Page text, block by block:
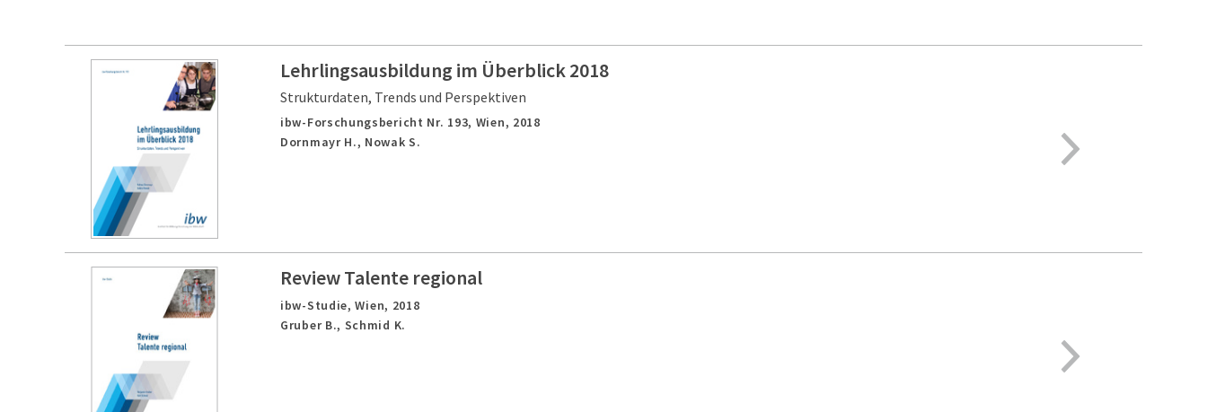
Lehrlingsausbildung im Überblick 2018
Strukturdaten, Trends und Perspektiven
ibw-Forschungsbericht Nr. 193, Wien, 2018
Dornmayr H., Nowak S.
Review Talente regional
ibw-Studie,Wien, 2018
Gruber B., Schmid K.